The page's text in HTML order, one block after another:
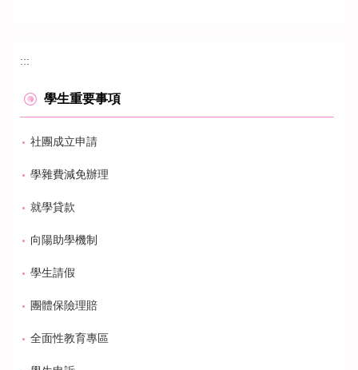
:::
學生重要事項
社團成立申請
學雜費減免辦理
就學貸款
向陽助學機制
學生請假
團體保險理賠
全面性教育專區